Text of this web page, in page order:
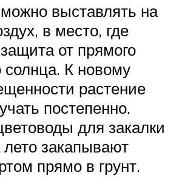
выставлять на
в место, где
от прямого
солнца. К новому
растение
постепенно.
для закалки
лето закапывают
прямо в грунт.